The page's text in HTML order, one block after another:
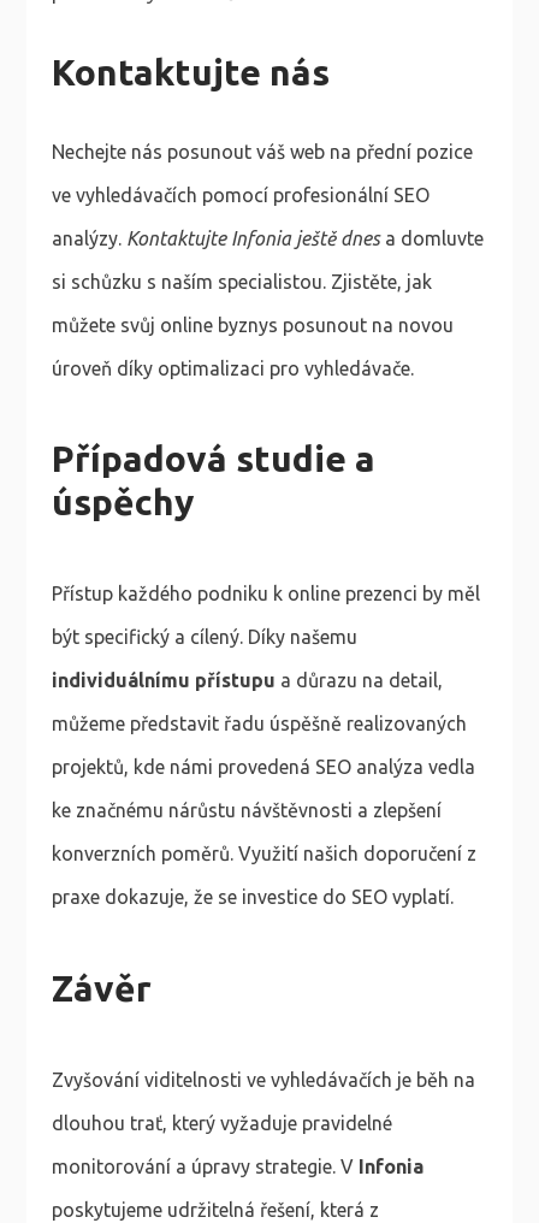
Kontaktujte nás
Nechejte nás posunout váš web na přední pozice
ve vyhledávačích pomocí profesionální SEO
analýzy. Kontaktujte Infonia ještě dnesa domluvte
si schůzku s naším specialistou. Zjistěte, jak
můžete svůj online byznys posunout na novou
úroveň díky optimalizaci pro vyhledávače.
Případová studie a
úspěchy
Přístup každého podniku k online prezenci by měl
být specifický a cílený. Díky našemu
individuálnímu přístupu a důrazu na detail,
můžeme představit řadu úspěšně realizovaných
projektů, kde námi provedená SEO analýza vedla
ke značnému nárůstu návštěvnosti a zlepšení
konverzních poměrů. Využití našich doporučení z
praxe dokazuje, že se investice do SEO vyplatí.
Závěr
Zvyšování viditelnosti ve vyhledávačích je běh na
dlouhou trať, který vyžaduje pravidelné
monitorování a úpravy strategie. V Infonia
poskytujeme udržitelná řešení, která z